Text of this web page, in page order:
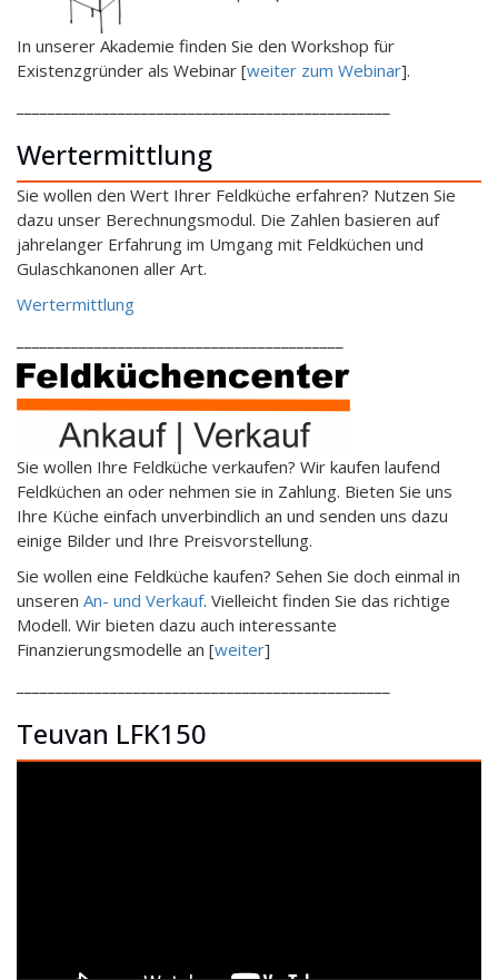
In unserer Akademie finden Sie den Workshop für
Existenzgründer als Webinar [weiter zum Webinar].
Wertermittlung
Sie wollen den Wert Ihrer Feldküche erfahren? Nutzen Sie
dazu unser Berechnungsmodul. Die Zahlen basieren auf
jahrelanger Erfahrung im Umgang mit Feldküchen und
Gulaschkanonen aller Art.
Wertermittlung
Sie wollen Ihre Feldküche verkaufen? Wir kaufen laufend
Feldküchen an oder nehmen sie in Zahlung. Bieten Sie uns
Ihre Küche einfach unverbindlich an und senden uns dazu
einige Bilder und Ihre Preisvorstellung.
Sie wollen eine Feldküche kaufen? Sehen Sie doch einmal in
unseren An- und Verkauf. Vielleicht finden Sie das richtige
Modell. Wir bieten dazu auch interessante
Finanzierungsmodelle an [weiter]
Teuvan LFK150